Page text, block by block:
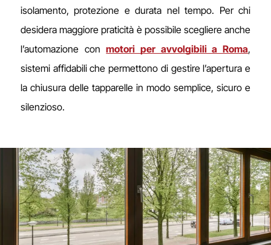
isolamento, protezione e durata nel tempo. Per chi
desidera maggiore praticità è possibile scegliere anche
l’automazione con motori per avvolgibili a Roma,
sistemi affidabili che permettono di gestire l’apertura e
la chiusura delle tapparelle in modo semplice, sicuro e
silenzioso.